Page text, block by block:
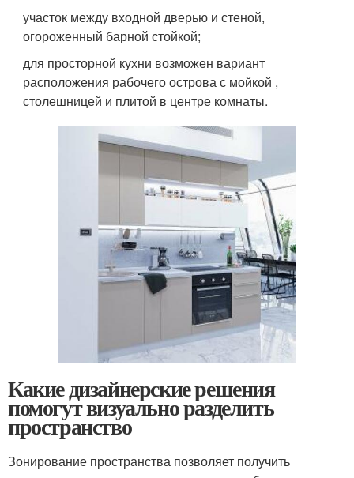
участок между входной дверью и стеной,
огороженный барной стойкой;
для просторной кухни возможен вариант
расположения рабочего острова с мойкой ,
столешницей и плитой в центре комнаты.
Какие дизайнерские решения
помогут визуально разделить
пространство
Зонирование пространства позволяет получить